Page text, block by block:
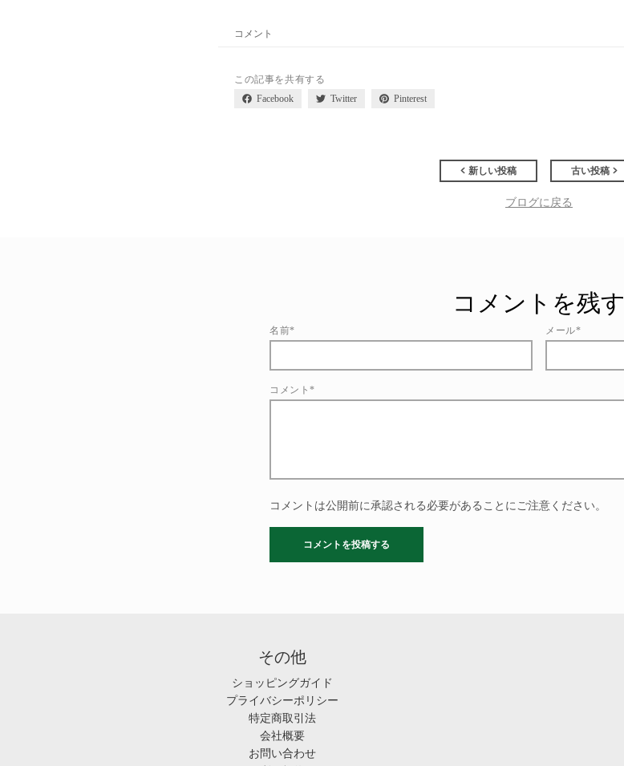
コメント
この記事を共有する
Facebook
Twitter Pinterest
新しい投稿 古い投稿
ブログに戻る
コメントを残す
名前* メール*
コメント*
コメントは公開前に承認される必要があることにご注意ください。
その他
ショッピングガイド
プライバシーポリシー
特定商取引法
会社概要
お問い合わせ